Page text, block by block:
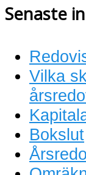
Senaste
Vilka
Bokslut